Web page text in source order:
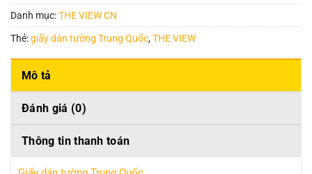
Danh mục:THE VIEW CN
Thẻ:giấy dán tường Trung Quốc,THE VIEW
Mô tả
Đánh giá (0)
Thông tin thanh toán